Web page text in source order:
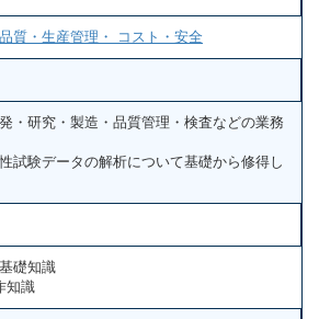
品質・生産管理・ コスト・安全
・研究・製造・品質管理・検査などの業務
試験データの解析について基礎から修得し
礎知識
知識